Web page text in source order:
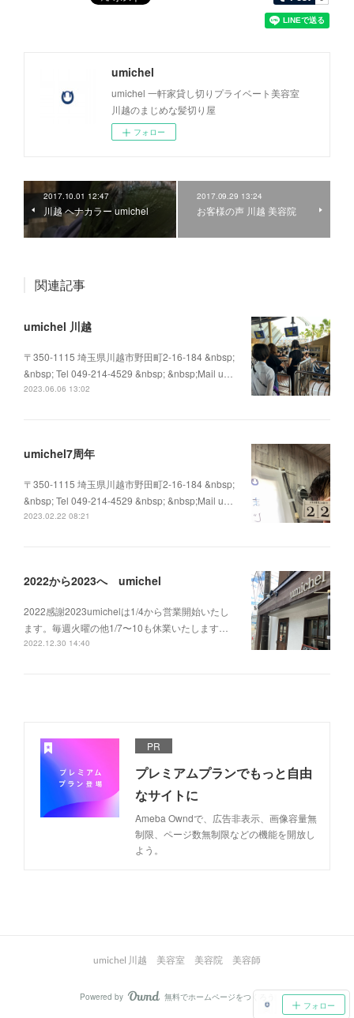
umichel
umichel 一軒家貸し切りプライベート美容室
川越のまじめな髪切り屋
フォロー
2017.10.01 12:47
川越 ヘナカラー umichel
2017.09.29 13:24
お客様の声 川越 美容院
関連記事
umichel 川越
〒350-1115 埼玉県川越市野田町2-16-184 &nbsp;
&nbsp; Tel 049-214-4529 &nbsp; &nbsp;Mail u…
2023.06.06 13:02
umichel7周年
〒350-1115 埼玉県川越市野田町2-16-184 &nbsp;
&nbsp; Tel 049-214-4529 &nbsp; &nbsp;Mail u…
2023.02.22 08:21
2022から2023へ umichel
2022感謝2023umichelは1/4から営業開始いたし
ます。毎週火曜の他1/7〜10も休業いたします…
2022.12.30 14:40
PR
プレミアムプランでもっと自由
なサイトに
Ameba Owndで、広告非表示、画像容量無
制限、ページ数無制限などの機能を開放し
よう。
フォロー
umichel 川越 美容室 美容院 美容師
Powered by AmebaOwnd
無料でホームページをつくろう